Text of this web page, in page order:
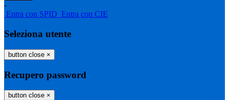
-
Entra con SPID Entra con CIE
Seleziona utente
button close ×
Recupero password
button close ×